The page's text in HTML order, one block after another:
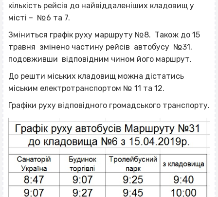
кількість рейсів до найвіддаленіших кладовищ у
місті – №6 та 7.
Зміниться графік руху маршруту №8. Також до 15
травня змінено частину рейсів автобусу №31,
подовживши відповідним чином його маршрут.
До решти міських кладовищ можна дістатись
міським електротранспортом № 11 та 12.
Графіки руху відповідного громадського транспорту.